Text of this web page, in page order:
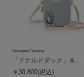
Samantha Thavasa
「ドナルドダック」＆...
￥30,800(税込)